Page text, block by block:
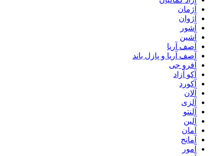
آژمان
آژوان
آشور
آشین
آصف آریا
آصف آریا و پازل باند
آفرو جی
آکو آزاد
آکورد
آلان
آلزی
آلنتو
آلین
آمان
آمانج
آمور